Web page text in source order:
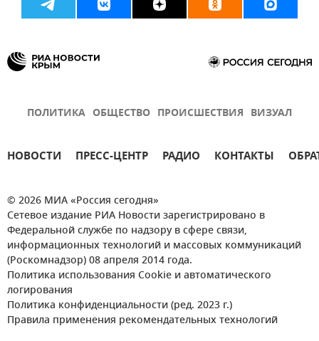
ПОЛИТИКА ОБЩЕСТВО ПРОИСШЕСТВИЯ ВИЗУАЛ
НОВОСТИ ПРЕСС-ЦЕНТР РАДИО КОНТАКТЫ
© 2026 МИА «Россия сегодня»
Сетевое издание РИА Новости зарегистрировано в
Федеральной службе по надзору в сфере связи,
информационных технологий и массовых коммуникаций
(Роскомнадзор) 08 апреля 2014 года.
Политика использования Cookie и автоматического
логирования
Политика конфиденциальности (ред. 2023 г.)
Правила применения рекомендательных технологий